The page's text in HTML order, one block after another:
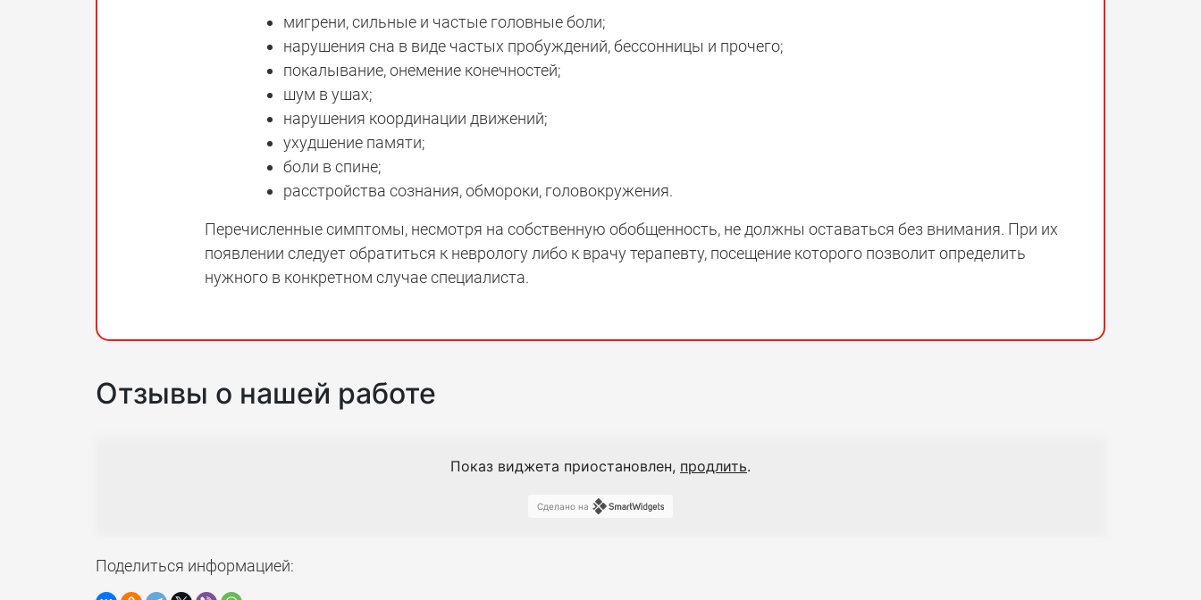
мигрени, сильные и частые головные боли;
нарушения сна в виде частых пробуждений, бессонницы и прочего;
покалывание, онемение конечностей;
шум в ушах;
нарушения координации движений;
ухудшение памяти;
боли в спине;
расстройства сознания, обмороки, головокружения.
Перечисленные симптомы, несмотря на собственную обобщенность, не должны оставаться без внимания. При их
появлении следует обратиться к неврологу либо к врачу терапевту, посещение которого позволит определить
нужного в конкретном случае специалиста.
Отзывы о нашей работе
Показ виджета приостановлен, продлить.
Сделано на
Поделиться информацией: